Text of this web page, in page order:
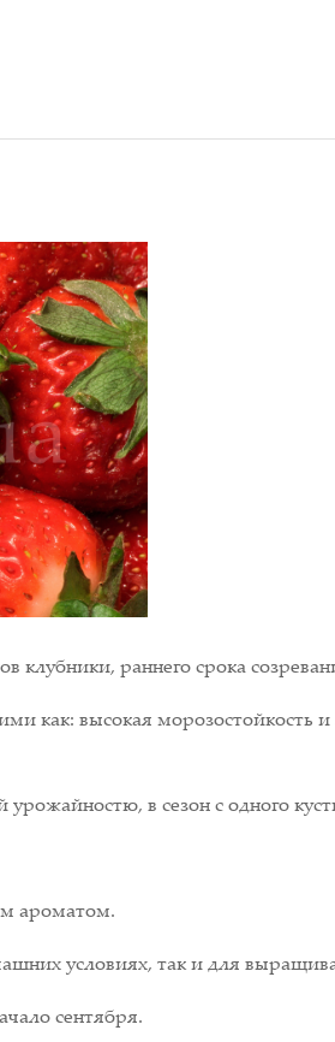
раннего срока
как: высокая морозостойкость
в сезон с одного
ароматом.
условиях, так и для
сентября.